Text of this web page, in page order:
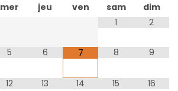
mer jeu ven sam
dim
1
2
5 6 7 8 9
12 13 14 15 16